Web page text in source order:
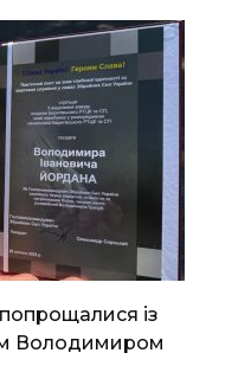
із
Володимиром